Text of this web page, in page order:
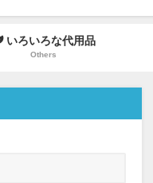
いろいろな代用品
Others